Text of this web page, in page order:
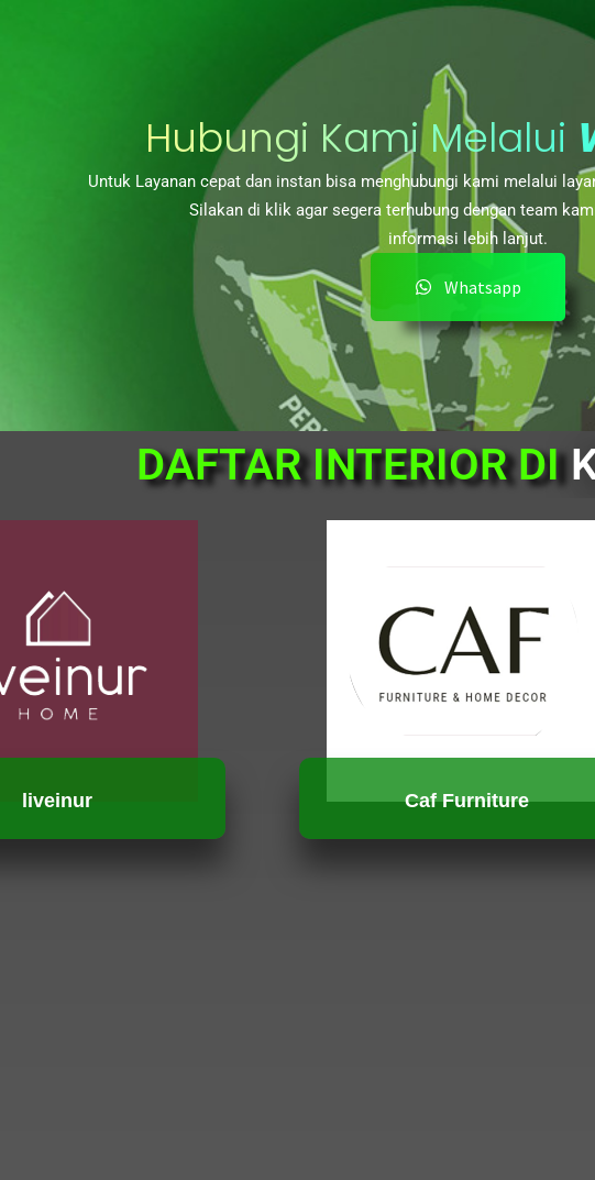
Hubungi Kami Melalui
Untuk Layanan cepat dan instan bisa menghubungi kami melalui
Silakan di klik agar segera terhubung dengan team
informasi lebih lanjut.
Whatsapp
DAFTAR INTERIOR DI
liveinur Caf Furniture